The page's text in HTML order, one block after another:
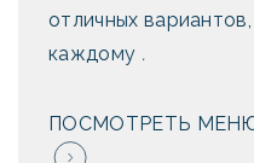
отличных
каждому .
ПОСМОТРЕТЬ